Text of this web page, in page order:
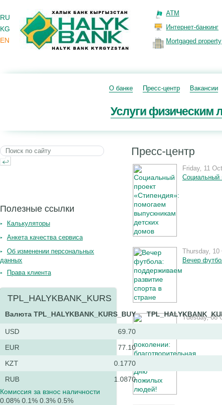
RU
KG
EN
ATM
Интернет-банкинг
Mortgaged property
О банке Пресс-центр Вакансии
Услуги физическим
Пресс-центр
Friday, 11
Социальный
Thursday,
Вечер
Tuesday, 08
Полезные ссылки
Калькуляторы
Анкета качества сервиса
Об изменении персональных
данных
Права клиента
TPL_HALYKBANK_KURS
Валюта TPL_HALYKBANK_KURS_BUY
USD
69.70
EUR
77.10
KZT
0.1770
RUB
1.0870
Комиссия за взнос наличности
0.08% 0.1% 0.3% 0.5%